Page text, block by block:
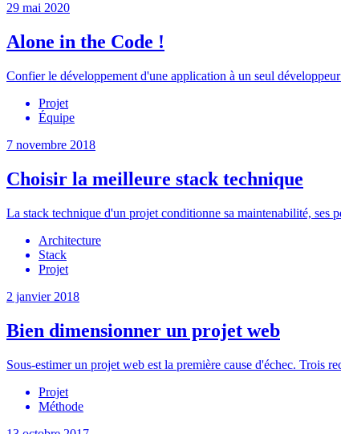
29 mai 2020
Alone in the Code !
Confier le développement d'une application à un seul
Projet
Équipe
7 novembre 2018
Choisir la meilleure stack technique
La stack technique d'un projet conditionne sa maintenabilité, ses
Architecture
Stack
Projet
2 janvier 2018
Bien dimensionner un projet web
Sous-estimer un projet web est la première cause d'échec. Trois
Projet
Méthode